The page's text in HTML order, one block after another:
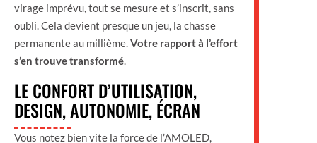
virage imprévu, tout se mesure et s’inscrit, sans
oubli. Cela devient presque un jeu, la chasse
permanente au millième. Votre rapport à l’effort
s’en trouve transformé
LE CONFORT D’UTILISATION,
DESIGN, AUTONOMIE, ÉCRAN
Vous notez bien vite la force de l’AMOLED,